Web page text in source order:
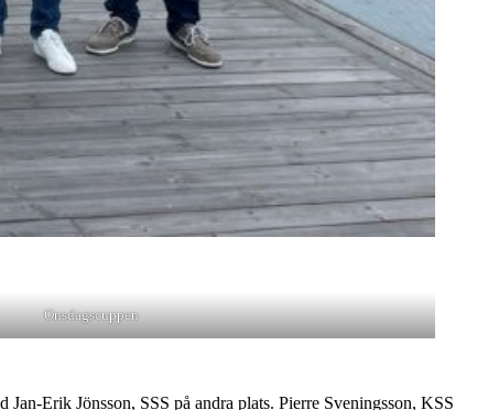
Onsdagscuppen
Erik Jönsson, SSS på andra plats. Pierre Sveningsson, KSS